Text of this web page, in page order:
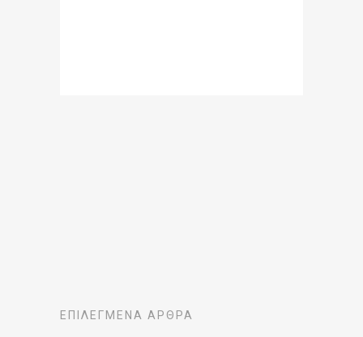
ΕΠΙΛΕΓΜΈΝΑ ΆΡΘΡΑ